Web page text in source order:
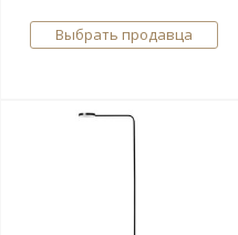
Выбрать продавца